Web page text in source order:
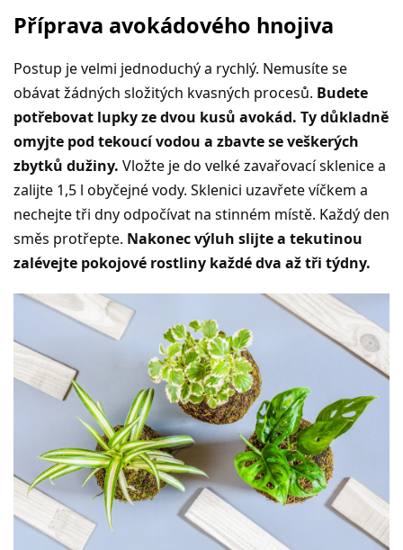
Příprava avokádového hnojiva
Postup je velmi jednoduchý a rychlý. Nemusíte se
obávat žádných složitých kvasných procesů. Budete
potřebovat lupky ze dvou kusů avokád. Ty důkladně
omyjte pod tekoucí vodou a zbavte se veškerých
zbytků dužiny. Vložte je do velké zavařovací sklenice a
zalijte 1,5 l obyčejné vody. Sklenici uzavřete víčkem a
nechejte tři dny odpočívat na stinném místě. Každý den
směs protřepte. Nakonec výluh slijte a tekutinou
zalévejte pokojové rostliny každé dva až tři týdny.